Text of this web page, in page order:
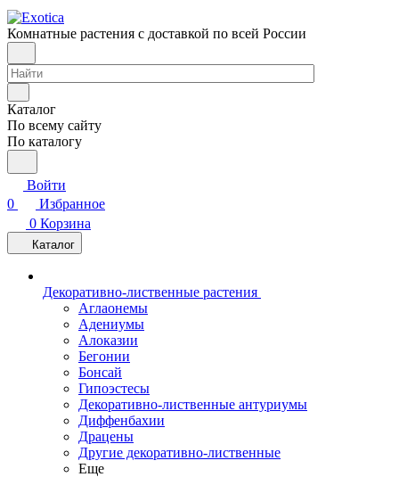
Комнатные растения с доставкой по всей России
Каталог
По всему сайту
По каталогу
Войти
0
Избранное
0 Корзина
Каталог
Декоративно-лиственные растения
Аглаонемы
Адениумы
Алоказии
Бегонии
Бонсай
Гипоэстесы
Декоративно-лиственные антуриумы
Диффенбахии
Драцены
Другие декоративно-лиственные
Еще